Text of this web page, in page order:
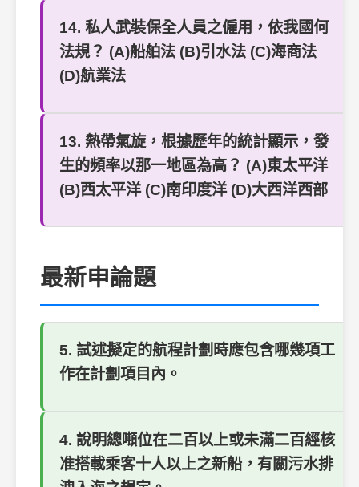
14. 私人武裝保全人員之僱用，依我國何
法規？ (A)船舶法 (B)引水法 (C)海商法
(D)航業法
13. 熱帶氣旋，根據歷年的統計顯示，發
生的頻率以那一地區為高？ (A)東太平洋
(B)西太平洋 (C)南印度洋 (D)大西洋西部
最新申論題
5. 試述擬定的航程計劃時應包含哪幾項工
作在計劃項目內。
4. 說明總噸位在二百以上或未滿二百經核
准搭載乘客十人以上之新船，有關污水排